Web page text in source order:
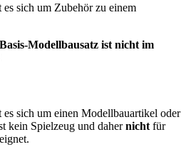
sich um Zubehör zu einem
Modellbausatz ist nicht im
sich um einen Modellbauartikel oder
kein Spielzeug und dahernicht für